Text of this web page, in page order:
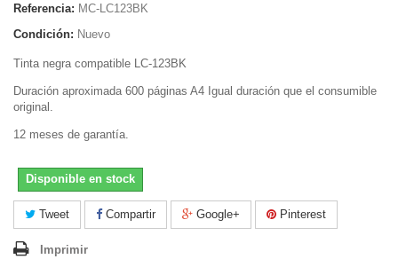
Referencia: MC-LC123BK
Condición: Nuevo
Tinta negra compatible LC-123BK
Duración aproximada 600 páginas A4 Igual duración que el consumible
original.
12 meses de garantía.
Disponible en stock
Tweet Compartir Google+ Pinterest
Imprimir